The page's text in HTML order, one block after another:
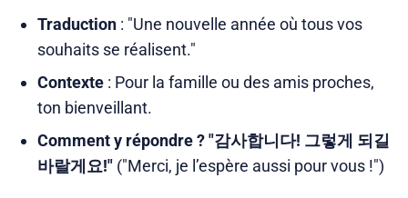
Traduction: "Une nouvelle année où tous vos
souhaits se réalisent."
Contexte: Pour la famille ou des amis proches,
ton bienveillant.
Comment y répondre ? "감사합니다! 그렇게 되길
바랄게요!"("Merci, je l’espère aussi pour vous !")